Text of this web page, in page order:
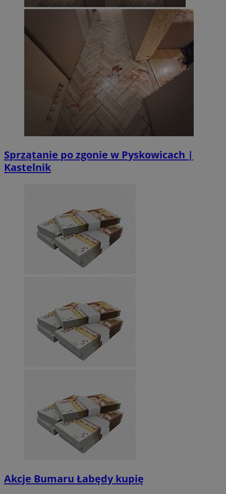
Sprzątanie po zgonie w Pyskowicach |
Kastelnik
Akcje Bumaru Łabędy kupię